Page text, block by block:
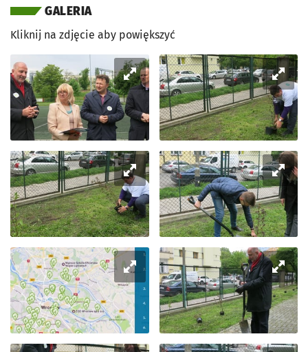
GALERIA
Kliknij na zdjęcie aby powiększyć